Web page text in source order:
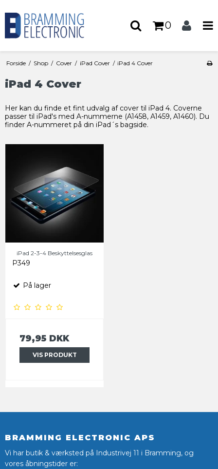
0
Forside / Shop / Cover / iPad Cover / iPad 4 Cover
iPad 4 Cover
Her kan du finde et fint udvalg af cover til iPad 4. Coverne
passer til iPad's med A-nummerne (A1458, A1459, A1460). Du
finder A-nummeret på din iPad´s bagside.
iPad 2-3-4 Beskyttelsesglas
P349
På lager
79,95 DKK
VIS PRODUKT
BRAMMING ELECTRONIC APS
Vi har butik & værksted på Industrivej 11 i Bramming, og
vores åbningstider er: